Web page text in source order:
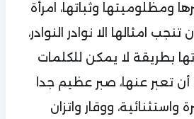
ومظلوميتها وثباتها، امرأة
امثالها الا نوادر النوادر،
بطريقة لا يمكن للكلمات
تعبر عنها، صبر عظيم جدا
ووقار واتزان